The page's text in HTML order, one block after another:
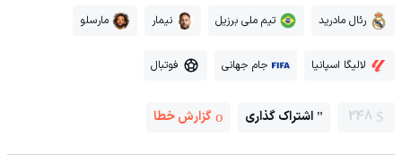
رئال مادرید تیم ملی برزیل نیمار مارسلو
لالیگا اسپانیا جام جهانی فوتبال
248 اشتراک گذاری گزارش خطا